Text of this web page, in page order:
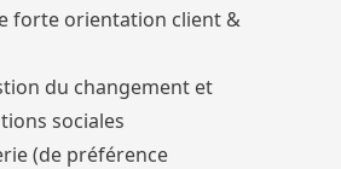
forte orientation client &
du changement et
sociales
(de préférence